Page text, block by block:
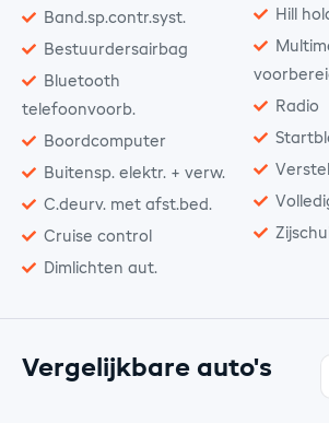
Band.sp.contr.syst.
Bestuurdersairbag
Bluetooth
telefoonvoorb.
Boordcomputer
Buitensp. elektr. + verw.
C.deurv. met afst.bed.
Cruise control
Dimlichten aut.
Hill
Radio
Vergelijkbare auto's